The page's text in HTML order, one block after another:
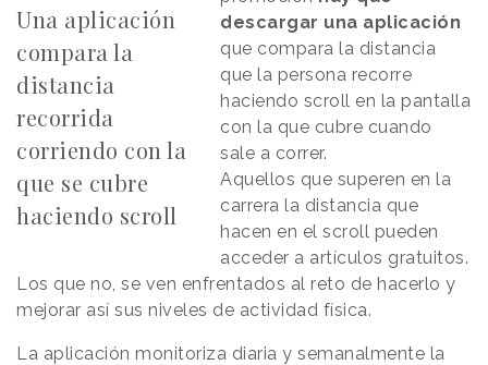
Una aplicación
compara la
distancia
recorrida
corriendo con la
que se cubre
haciendo scroll
descargar una aplicación
que compara la distancia
que la persona recorre
haciendo scroll en la pantalla
con la que cubre cuando
sale a correr.
Aquellos que superen en la
carrera la distancia que
hacen en el scroll pueden
acceder a artículos gratuitos.
Los que no, se ven enfrentados al reto de hacerlo y
mejorar así sus niveles de actividad física.
La aplicación monitoriza diaria y semanalmente la